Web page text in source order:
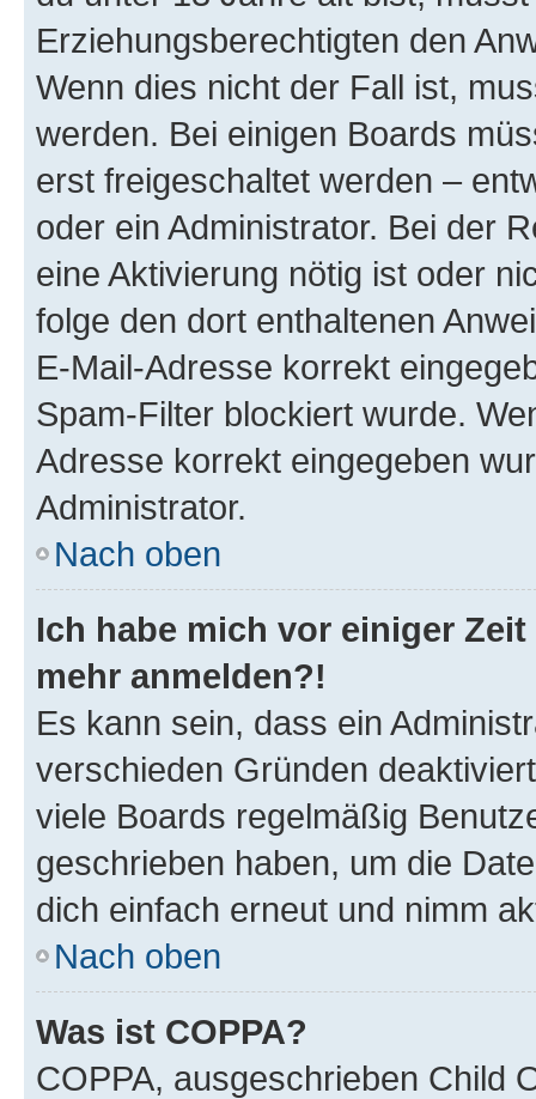
Erziehungsberechtigten den
Wenn dies nicht der Fall ist,
werden. Bei einigen Boards
erst freigeschaltet werden –
oder ein Administrator. Bei der
eine Aktivierung nötig ist oder
folge den dort enthaltenen
E-Mail-Adresse korrekt
Spam-Filter blockiert wurde.
Adresse korrekt eingegeben
Administrator.
Nach oben
Ich habe mich vor einiger
mehr anmelden?!
Es kann sein, dass ein
verschieden Gründen
viele Boards regelmäßig
geschrieben haben, um die
dich einfach erneut und nimm
Nach oben
Was ist COPPA?
COPPA, ausgeschrieben Child